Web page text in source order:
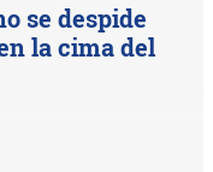
se despide
la cima del